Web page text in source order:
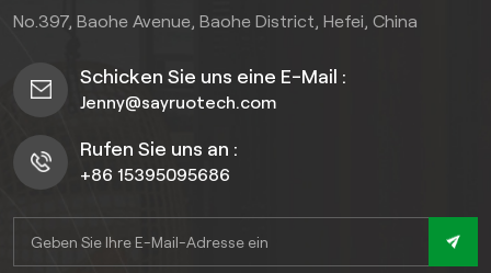
nahtlos in die
No.397, Baohe Avenue, Baohe District, Hefei, China
Schicken Sie uns eine E-Mail :
Jenny@sayruotech.com
Rufen Sie uns an :
+86 15395095686